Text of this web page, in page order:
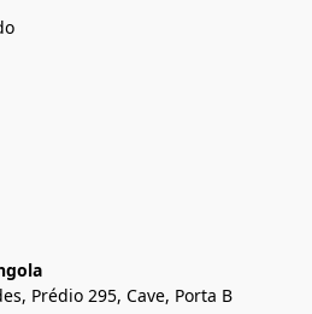
Prédio 295, Cave, Porta B